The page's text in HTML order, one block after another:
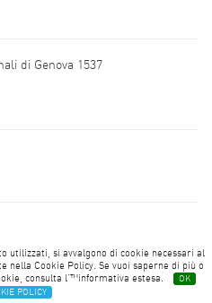
utilizzati, si avvalgono di cookie necessari al
Cookie Policy. Se vuoi saperne di più o
consulta l'™informativa estesa.
OK
POLICY
di Genova 1537